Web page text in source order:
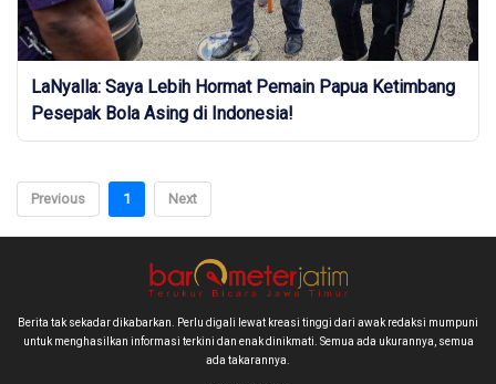
LaNyalla: Saya Lebih Hormat Pemain Papua Ketimbang
Pesepak Bola Asing di Indonesia!
Previous 1 Next
Berita tak sekadar dikabarkan. Perlu digali lewat kreasi tinggi dari awak redaksi mumpuni
untuk menghasilkan informasi terkini dan enak dinikmati. Semua ada ukurannya, semua
ada takarannya.